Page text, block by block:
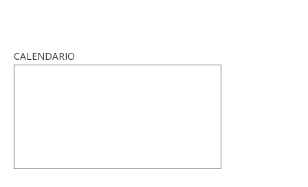
CALENDARIO